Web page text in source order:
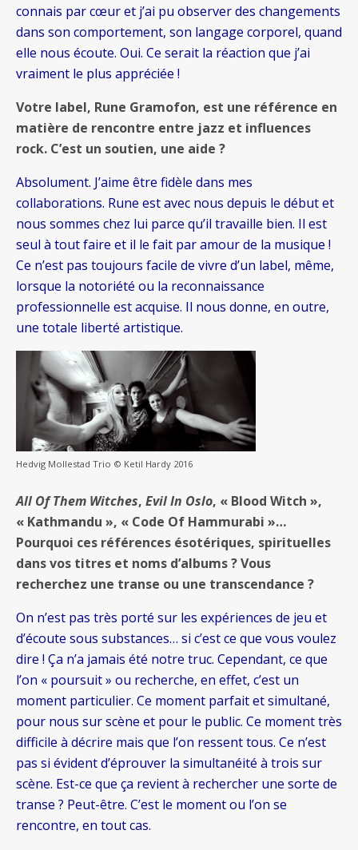
connais par cœur et j’ai pu observer des changements
dans son comportement, son langage corporel, quand
elle nous écoute. Oui. Ce serait la réaction que j’ai
vraiment le plus appréciée !
Votre label, Rune Gramofon, est une référence en
matière de rencontre entre jazz et influences
rock. C’est un soutien, une aide ?
Absolument. J’aime être fidèle dans mes
collaborations. Rune est avec nous depuis le début et
nous sommes chez lui parce qu’il travaille bien. Il est
seul à tout faire et il le fait par amour de la musique !
Ce n’est pas toujours facile de vivre d’un label, même,
lorsque la notoriété ou la reconnaissance
professionnelle est acquise. Il nous donne, en outre,
une totale liberté artistique.
Hedvig Mollestad Trio © Ketil Hardy 2016
All Of Them Witches, Evil In Oslo, « Blood Witch »,
« Kathmandu », « Code Of Hammurabi »…
Pourquoi ces références ésotériques, spirituelles
dans vos titres et noms d’albums ? Vous
recherchez une transe ou une transcendance ?
On n’est pas très porté sur les expériences de jeu et
d’écoute sous substances… si c’est ce que vous voulez
dire ! Ça n’a jamais été notre truc. Cependant, ce que
l’on « poursuit » ou recherche, en effet, c’est un
moment particulier. Ce moment parfait et simultané,
pour nous sur scène et pour le public. Ce moment très
difficile à décrire mais que l’on ressent tous. Ce n’est
pas si évident d’éprouver la simultanéité à trois sur
scène. Est-ce que ça revient à rechercher une sorte de
transe ? Peut-être. C’est le moment ou l’on se
rencontre, en tout cas.